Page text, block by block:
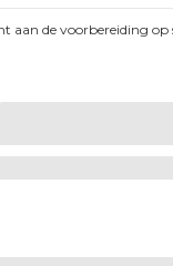
aan de voorbereiding op